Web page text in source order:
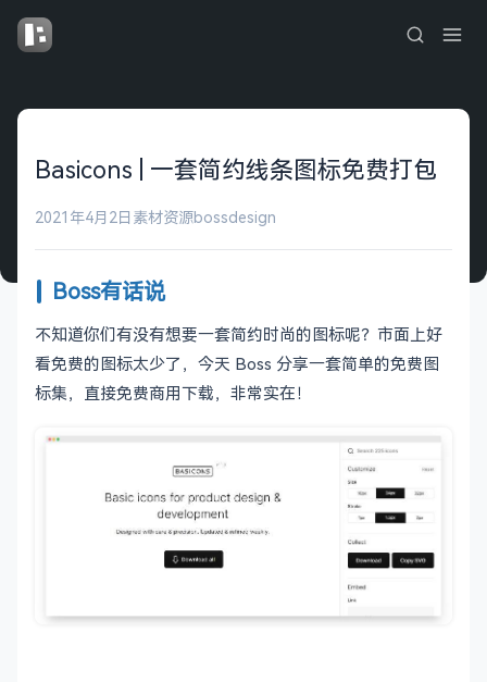
Basicons | 一套简约线条图标免费打包
2021年4月2日 素材资源bossdesign
Boss有话说
不知道你们有没有想要一套简约时尚的图标呢？市面上好
看免费的图标太少了，今天 Boss 分享一套简单的免费图
标集，直接免费商用下载，非常实在！